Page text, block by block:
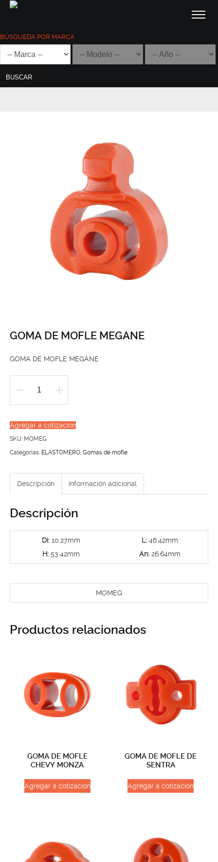
BÚSQUEDA POR MARCA
BUSCAR
GOMA DE MOFLE MEGANE
GOMA DE MOFLE MEGANE
GOMA
MOFLE
MEGANE
cantidad
Agregar a cotización
SKU: MOMEG
Categorías: ELASTOMERO, Gomas de mofle
Descripción Información adicional
Descripción
Di:10.27mm
H:53.42mm
L:46.42mm
An:26.64mm
MOMEG
Productos relacionados
GOMA DE MOFLE
CHEVY MONZA
Agregar a cotización
GOMA DE MOFLE DE
SENTRA
Agregar a cotización